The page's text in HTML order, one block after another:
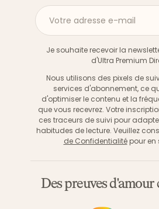
Votre adresse e-mail
Je souhaite recevoir la
d'Ultra Premium
Nous utilisons des pixels de
services d'abonnement, ce
d'optimiser le contenu et la
que vous recevrez. Votre
ces traceurs de suivi pour
habitudes de lecture. Veuillez
de Confidentialitépour en
Des preuves